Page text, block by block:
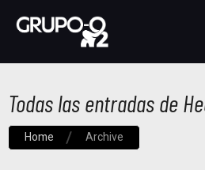
Todas las entradas de
Home Archive